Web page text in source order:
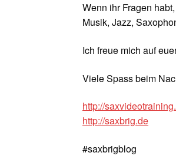
Wenn ihr Fragen
Musik, Jazz,
Ich freue mich auf
Viele Spass beim
http://
http://saxbrig.de
#saxbrigblog